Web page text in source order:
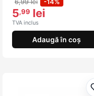
6,99 lei -14%
5,99 lei
TVA inclus
Adaugă în coș